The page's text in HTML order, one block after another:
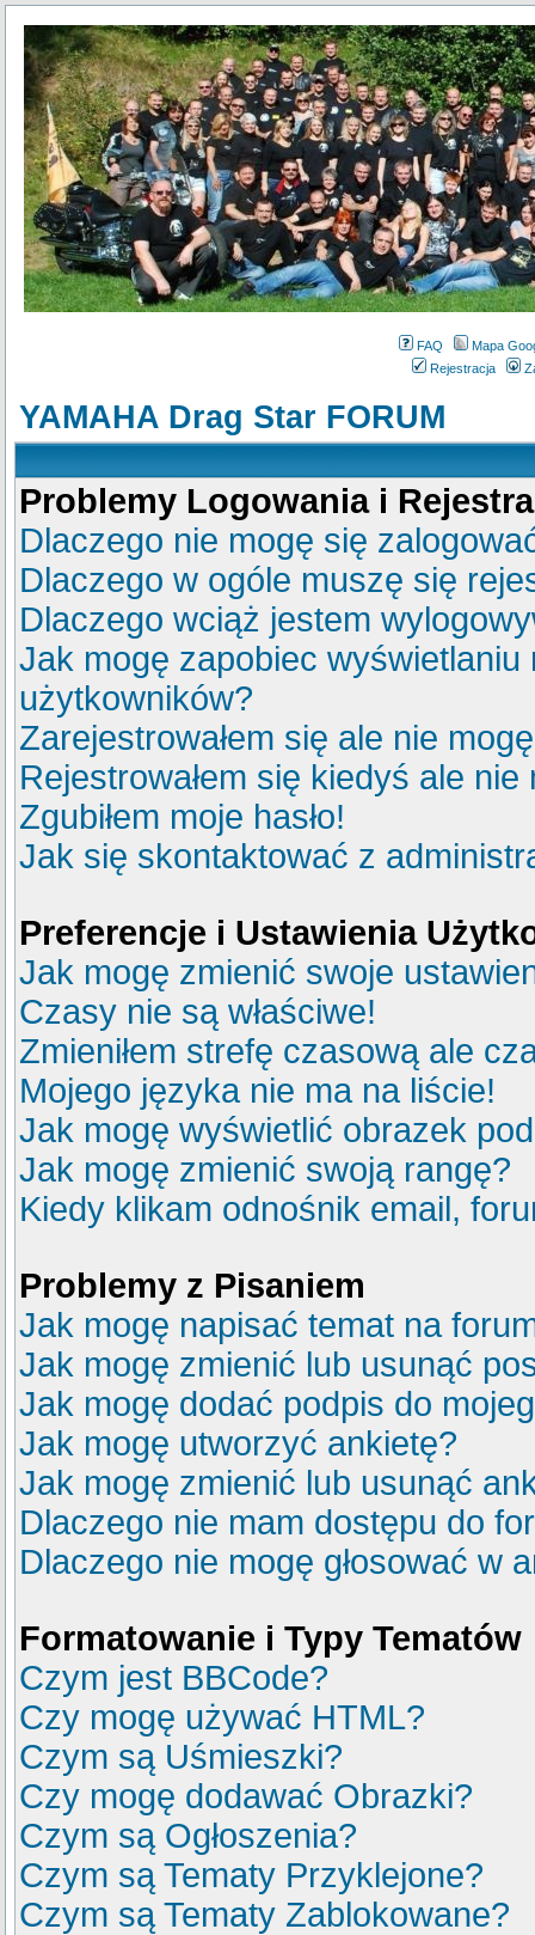
FAQ
Mapa
Rejestracja
YAMAHA Drag Star FORUM
Problemy Logowania i
Dlaczego nie mogę się
Dlaczego w ogóle muszę się
Dlaczego wciąż jestem
Jak mogę zapobiec
użytkowników?
Zarejestrowałem się ale nie
Rejestrowałem się kiedyś ale
Zgubiłem moje hasło!
Jak się skontaktować z
Preferencje i Ustawienia
Jak mogę zmienić swoje
Czasy nie są właściwe!
Zmieniłem strefę czasową ale
Mojego języka nie ma na liście!
Jak mogę wyświetlić obrazek
Jak mogę zmienić swoją rangę?
Kiedy klikam odnośnik email,
Problemy z Pisaniem
Jak mogę napisać temat na
Jak mogę zmienić lub usunąć
Jak mogę dodać podpis do
Jak mogę utworzyć ankietę?
Jak mogę zmienić lub usunąć
Dlaczego nie mam dostępu do
Dlaczego nie mogę głosować w
Formatowanie i Typy Tematów
Czym jest BBCode?
Czy mogę używać HTML?
Czym są Uśmieszki?
Czy mogę dodawać Obrazki?
Czym są Ogłoszenia?
Czym są Tematy Przyklejone?
Czym są Tematy Zablokowane?